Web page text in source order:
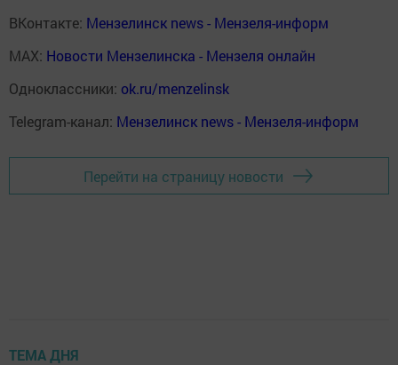
ВКонтакте: Мензелинск news - Мензеля-информ
MAX: Новости Мензелинска - Мензеля онлайн
Одноклассники: ok.ru/menzelinsk
Telegram-канал: Мензелинск news - Мензеля-информ
Перейти на страницу новости
ТЕМА ДНЯ